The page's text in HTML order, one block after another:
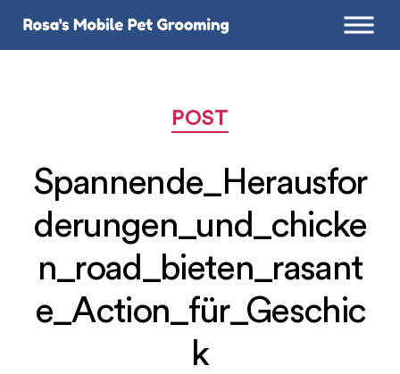
Categories
POST
Spannende_Herausfor
derungen_und_chicke
n_road_bieten_rasant
e_Action_für_Geschic
k